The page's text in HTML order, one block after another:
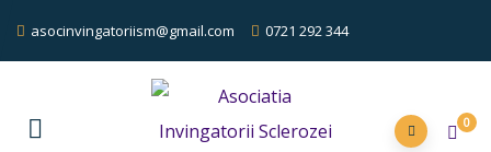
asocinvingatoriism@gmail.com 0721 292 344
0